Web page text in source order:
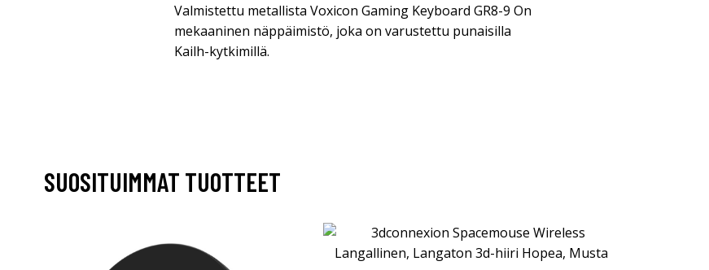
Valmistettu metallista Voxicon Gaming Keyboard GR8-9 On
mekaaninen näppäimistö, joka on varustettu punaisilla
Kailh-kytkimillä.
SUOSITUIMMAT TUOTTEET